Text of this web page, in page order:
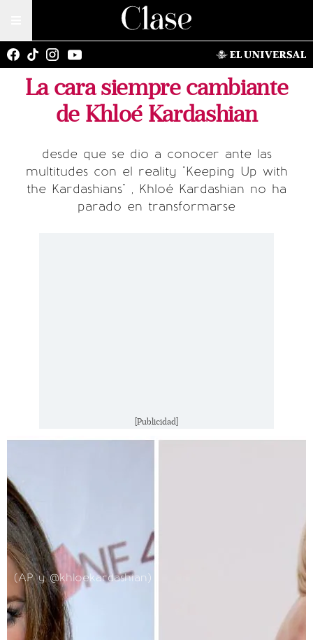
La cara siempre cambiante
de Khloé Kardashian
desde que se dio a conocer ante las
multitudes con el reality "Keeping Up with
the Kardashians" , Khloé Kardashian no ha
parado en transformarse
[Publicidad]
(AP y @khloekardashian)